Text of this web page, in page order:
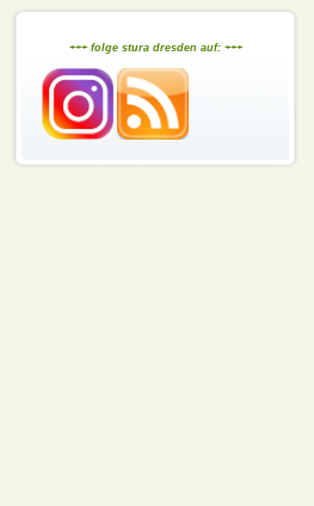
+++ folge stura dresden auf: +++